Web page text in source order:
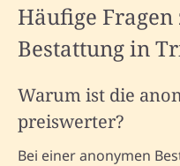
Häufige
Bestattung in
Warum ist die
preiswerter?
Bei einer anonymen